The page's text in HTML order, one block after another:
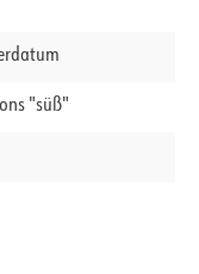
"süß"